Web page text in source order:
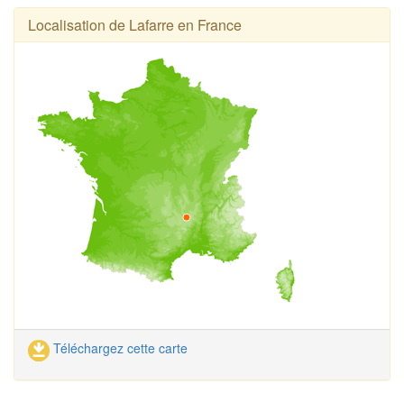
Localisation de Lafarre en France
Téléchargez cette carte